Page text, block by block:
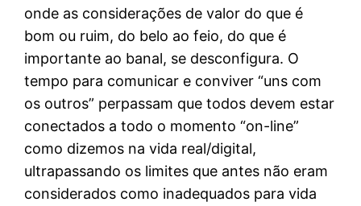
onde as considerações de valor do que é
bom ou ruim, do belo ao feio, do que é
importante ao banal, se desconfigura. O
tempo para comunicar e conviver “uns com
os outros” perpassam que todos devem estar
conectados a todo o momento “on-line”
como dizemos na vida real/digital,
ultrapassando os limites que antes não eram
considerados como inadequados para vida